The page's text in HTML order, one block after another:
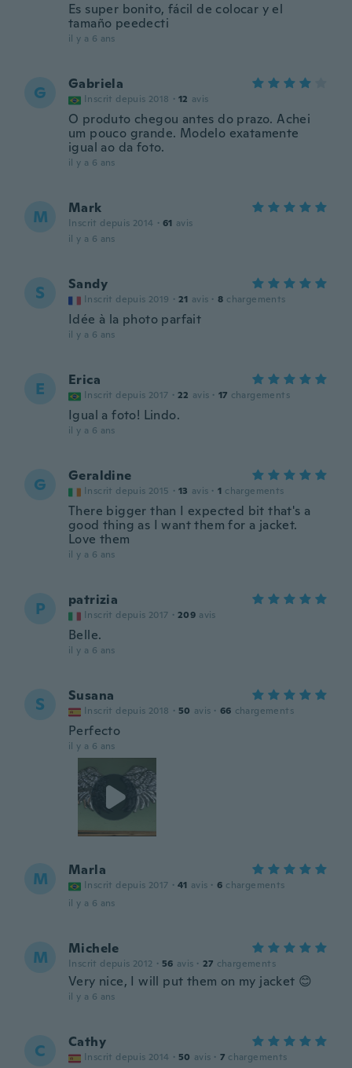
Es super bonito, fácil de colocar y el
tamaño peedecti
il y a 6 ans
G Gabriela
Inscrit depuis 2018 · 12 avis
O produto chegou antes do prazo. Achei
um pouco grande. Modelo exatamente
igual ao da foto.
il y a 6 ans
M Mark
Inscrit depuis 2014 · 61 avis
il y a 6 ans
S Sandy
Inscrit depuis 2019 · 21 avis · 8 chargements
Idée à la photo parfait
il y a 6 ans
E Erica
Inscrit depuis 2017 · 22 avis · 17 chargements
Igual a foto! Lindo.
il y a 6 ans
G Geraldine
Inscrit depuis 2015 · 13 avis · 1 chargements
There bigger than I expected bit that's a
good thing as I want them for a jacket.
Love them
il y a 6 ans
P patrizia
Inscrit depuis 2017 · 209 avis
Belle.
il y a 6 ans
S Susana
Inscrit depuis 2018 · 50 avis · 66 chargements
Perfecto
il y a 6 ans
M Marla
Inscrit depuis 2017 · 41 avis · 6 chargements
il y a 6 ans
M Michele
Inscrit depuis 2012 · 56 avis · 27 chargements
Very nice, I will put them on my jacket 😊
il y a 6 ans
C Cathy
Inscrit depuis 2014 · 50 avis · 7 chargements